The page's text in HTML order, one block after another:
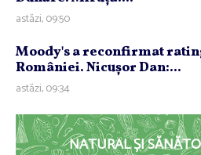
astăzi, 09:50
Moody's a reconfirmat
României. Nicuşor Dan:...
astăzi, 09:34
NATURAL ȘI